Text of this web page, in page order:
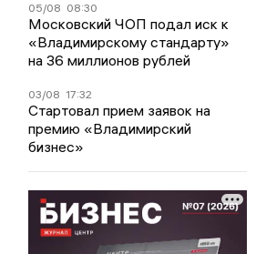
05/08 08:30
Московский ЧОП подал иск к
«Владимирскому стандарту»
на 36 миллионов рублей
03/08 17:32
Стартовал прием заявок на
премию «Владимирский
бизнес»